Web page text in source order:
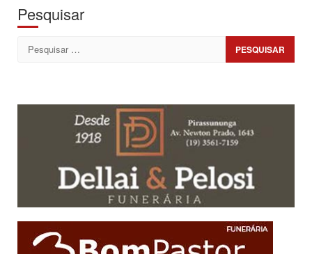
Pesquisar
Pesquisar